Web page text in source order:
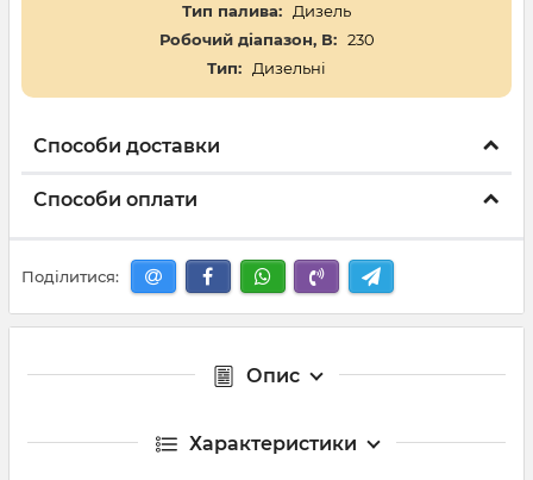
Тип палива:
Дизель
Робочий діапазон, В: 230
Тип:
Дизельні
Способи доставки
Способи оплати
Поділитися:
Опис
Характеристики